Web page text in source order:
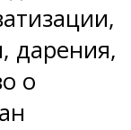
дарения,
о